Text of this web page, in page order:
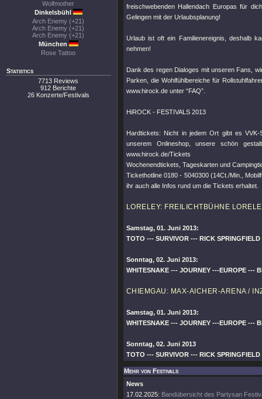
Wolfmother
Dinkelsbühl
Arch Enemy (+21)
Arch Enemy (+21)
Arch Enemy (+21)
München
Rose Tattoo
Statistics
7713 Reviews
912 Berichte
26 Konzerte/Festivals
freischwebenden Hallendach Europas für
Gelingen mit der Urlaubsplanung!
Urlaub ist oft ein Familienereignis, deshalb
nehmen!
Dank des regen Dialoges mit unseren Fans,
Parken, die Wohlfühlbereiche für
www.hirock.de unter “FAQ”.
HiROCK - FESTIVALS 2013
Hardtickets: Nicht in jedem Ort gibt es
unserem Onlineshop, unsere schön
www.hirock.de/Tickets
Wochenendtickets, Tageskarten und
Tickethotline 0180 - 5040300 (14Ct./Min.,
ihr auch alle Infos rund um die Tickets erhaltet.
LORELEY: FREILICHTBÜHNE
Samstag, 01. Juni 2013:
TOTO --- SURVIVOR --- RICK
Sonntag, 02. Juni 2013:
WHITESNAKE --- JOURNEY ---EUROPE ---
CHIEMGAU: MAX-AICHER-ARENA /
Samstag, 01. Juni 2013:
WHITESNAKE --- JOURNEY ---EUROPE ---
Sonntag, 02. Juni 2013
TOTO --- SURVIVOR --- RICK
Mehr von Festivals
News
17.02.2025: Bandübersicht des Partysan